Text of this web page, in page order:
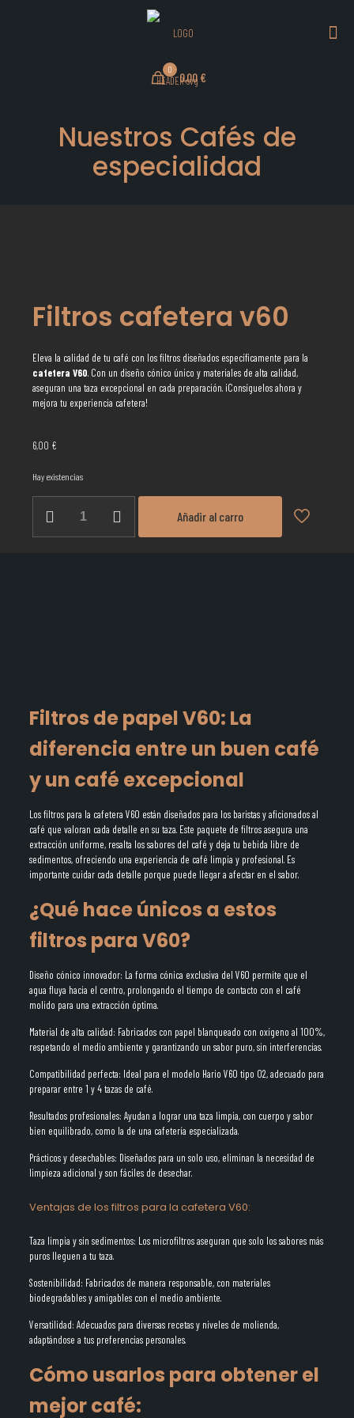
0
0,00 €
Nuestros Cafés de
especialidad
Filtros cafetera v60
Eleva la calidad de tu café con los filtros diseñados específicamente para la
cafetera V60. Con un diseño cónico único y materiales de alta calidad,
aseguran una taza excepcional en cada preparación. ¡Consíguelos ahora y
mejora tu experiencia cafetera!
6,00 €
Hay existencias
Añadir al carro
Filtros de papel V60: La
diferencia entre un buen café
y un café excepcional
Los filtros para la cafetera V60 están diseñados para los baristas y aficionados al
café que valoran cada detalle en su taza. Este paquete de filtros asegura una
extracción uniforme, resalta los sabores del café y deja tu bebida libre de
sedimentos, ofreciendo una experiencia de café limpia y profesional. Es
importante cuidar cada detalle porque puede llegar a afectar en el sabor.
¿Qué hace únicos a estos
filtros para V60?
Diseño cónico innovador: La forma cónica exclusiva del V60 permite que el
agua fluya hacia el centro, prolongando el tiempo de contacto con el café
molido para una extracción óptima.
Material de alta calidad: Fabricados con papel blanqueado con oxígeno al 100%,
respetando el medio ambiente y garantizando un sabor puro, sin interferencias.
Compatibilidad perfecta: Ideal para el modelo Hario V60 tipo 02, adecuado para
preparar entre 1 y 4 tazas de café.
Resultados profesionales: Ayudan a lograr una taza limpia, con cuerpo y sabor
bien equilibrado, como la de una cafetería especializada.
Prácticos y desechables: Diseñados para un solo uso, eliminan la necesidad de
limpieza adicional y son fáciles de desechar.
Ventajas de los filtros para la cafetera V60:
Taza limpia y sin sedimentos: Los microfiltros aseguran que solo los sabores más
puros lleguen a tu taza.
Sostenibilidad: Fabricados de manera responsable, con materiales
biodegradables y amigables con el medio ambiente.
Versatilidad: Adecuados para diversas recetas y niveles de molienda,
adaptándose a tus preferencias personales.
Cómo usarlos para obtenerel
mejor café: